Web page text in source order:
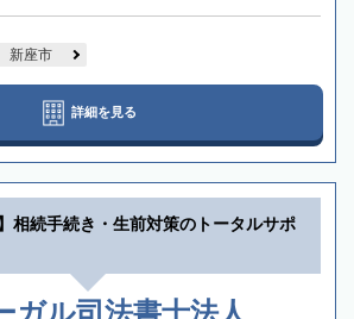
新座市
詳細を見る
相続手続き・生前対策のトータルサポ
ガル司法書士法人